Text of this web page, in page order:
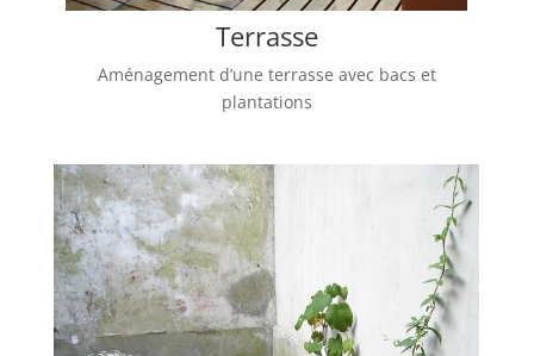
Terrasse
Aménagement d’une terrasse avec bacs et
plantations